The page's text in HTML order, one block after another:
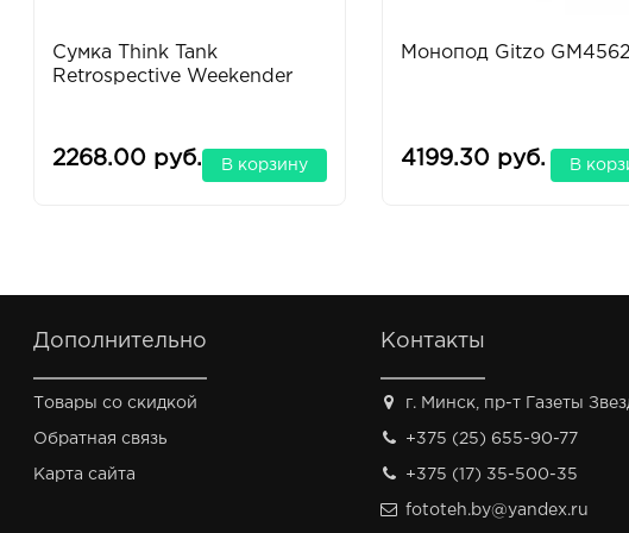
Сумка Think Tank
Retrospective Weekender
2268.00 руб. В корзину
Монопод Gitzo GM4562
4199.30 руб. В
Дополнительно
Товары со скидкой
Обратная связь
Карта сайта
Контакты
г. Минск, пр-т Газеты
+375 (25) 655-90-77
+375 (17) 35-500-35
fototeh.by@yandex.ru